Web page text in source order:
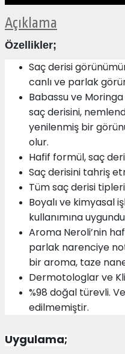
Açıklama
Özellikler;
Saç derisi
canlı ve parlak
Babassu ve Moringa
saç derisini,
yenilenmiş bir
olur.
Hafif formül, saç
Saç derisini tahriş
Tüm saç derisi
Boyalı ve kimyasal
kullanımına
Aroma Neroli’nin
parlak narenciye
bir aroma, taze
Dermotologlar ve
%98 doğal türevli.
edilmemiştir.
Uygulama;